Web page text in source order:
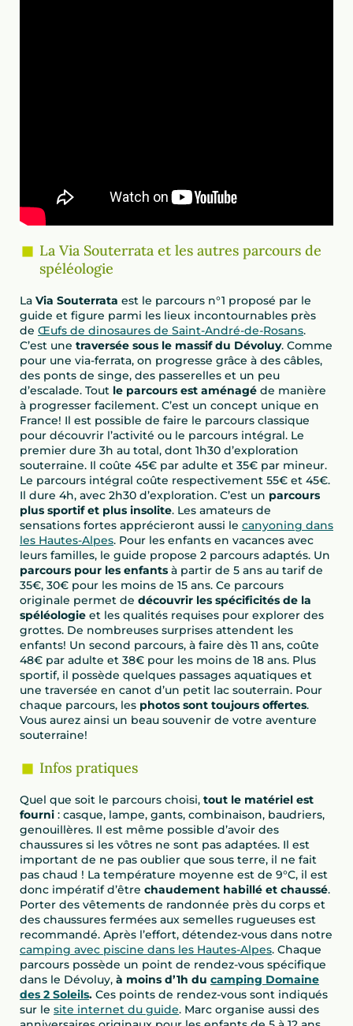
La Via Souterrata et les autres parcours de
spéléologie
La Via Souterrata est le parcours n°1 proposé par le
guide et figure parmi les lieux incontournables près
de Œufs de dinosaures de Saint-André-de-Rosans.
C’est une traversée sous le massif du Dévoluy. Comme
pour une via-ferrata, on progresse grâce à des câbles,
des ponts de singe, des passerelles et un peu
d’escalade. Tout le parcours est aménagé de manière
à progresser facilement. C’est un concept unique en
France! Il est possible de faire le parcours classique
pour découvrir l’activité ou le parcours intégral. Le
premier dure 3h au total, dont 1h30 d’exploration
souterraine. Il coûte 45€ par adulte et 35€ par mineur.
Le parcours intégral coûte respectivement 55€ et 45€.
Il dure 4h, avec 2h30 d’exploration. C’est un parcours
plus sportif et plus insolite. Les amateurs de
sensations fortes apprécieront aussi le canyoning dans
les Hautes-Alpes. Pour les enfants en vacances avec
leurs familles, le guide propose 2 parcours adaptés. Un
parcours pour les enfants à partir de 5 ans au tarif de
35€, 30€ pour les moins de 15 ans. Ce parcours
originale permet de découvrir les spécificités de la
spéléologie et les qualités requises pour explorer des
grottes. De nombreuses surprises attendent les
enfants! Un second parcours, à faire dès 11 ans, coûte
48€ par adulte et 38€ pour les moins de 18 ans. Plus
sportif, il possède quelques passages aquatiques et
une traversée en canot d’un petit lac souterrain. Pour
chaque parcours, les photos sont toujours offertes.
Vous aurez ainsi un beau souvenir de votre aventure
souterraine!
Infos pratiques
Quel que soit le parcours choisi, tout le matériel est
fourni : casque, lampe, gants, combinaison, baudriers,
genouillères. Il est même possible d’avoir des
chaussures si les vôtres ne sont pas adaptées. Il est
important de ne pas oublier que sous terre, il ne fait
pas chaud ! La température moyenne est de 9°C, il est
donc impératif d’être chaudement habillé et chaussé.
Porter des vêtements de randonnée près du corps et
des chaussures fermées aux semelles rugueuses est
recommandé. Après l’effort, détendez-vous dans notre
camping avec piscine dans les Hautes-Alpes. Chaque
parcours possède un point de rendez-vous spécifique
dans le Dévoluy, à moins d’1h du camping Domaine
des 2 Soleils. Ces points de rendez-vous sont indiqués
sur le site internet du guide. Marc organise aussi des